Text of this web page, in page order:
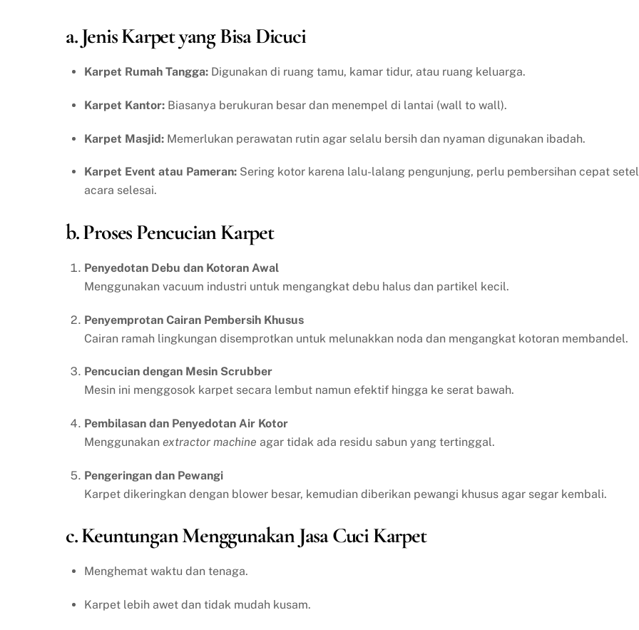
a. Jenis Karpet yang Bisa Dicuci
Karpet Rumah Tangga:Digunakan di ruang tamu, kamar tidur, atau ruang keluarga.
Karpet Kantor:Biasanya berukuran besar dan menempel di lantai (wall to wall).
Karpet Masjid:Memerlukan perawatan rutin agar selalu bersih dan nyaman digunakan ibadah.
Karpet Event atau Pameran:Sering kotor karena lalu-lalang pengunjung, perlu pembersihan cepat
acara selesai.
b. Proses Pencucian Karpet
Penyedotan Debu dan Kotoran Awal
Menggunakan vacuum industri untuk mengangkat debu halus dan partikel kecil.
Penyemprotan Cairan Pembersih Khusus
Cairan ramah lingkungan disemprotkan untuk melunakkan noda dan mengangkat kotoran membandel.
Pencucian dengan Mesin Scrubber
Mesin ini menggosok karpet secara lembut namun efektif hingga ke serat bawah.
Pembilasan dan Penyedotan Air Kotor
Menggunakan extractor machine agar tidak ada residu sabun yang tertinggal.
Pengeringan dan Pewangi
Karpet dikeringkan dengan blower besar, kemudian diberikan pewangi khusus agar segar kembali.
c. Keuntungan Menggunakan Jasa Cuci Karpet
Menghemat waktu dan tenaga.
Karpet lebih awet dan tidak mudah kusam.